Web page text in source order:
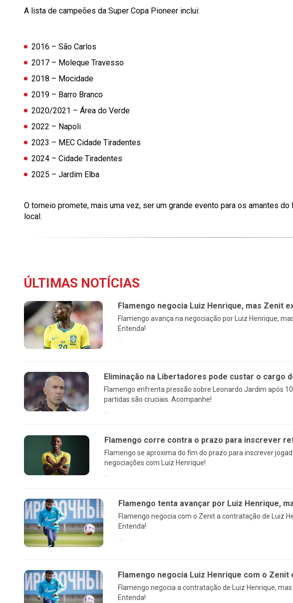
A lista de campeões da Super Copa Pioneer inclui:
2016 – São Carlos
2017 – Moleque Travesso
2018 – Mocidade
2019 – Barro Branco
2020/2021 – Área do Verde
2022 – Napoli
2023 – MEC Cidade Tiradentes
2024 – Cidade Tiradentes
2025 – Jardim Elba
O torneio promete, mais uma vez, ser um grande evento para os amantes
local.
ÚLTIMAS NOTÍCIAS
Flamengo negocia Luiz Henrique, mas Zenit
Flamengo avança na negociação por Luiz Henrique,
Entenda!
...
Eliminação na Libertadores pode custar o cargo
Flamengo enfrenta pressão sobre Leonardo Jardim após
partidas são cruciais. Acompanhe!
...
Flamengo corre contra o prazo para inscrever
Flamengo se aproxima do fim do prazo para inscrever
negociações com Luiz Henrique!
...
Flamengo tenta avançar por Luiz Henrique,
Flamengo negocia com o Zenit a contratação de Luiz
Entenda!
...
Flamengo negocia Luiz Henrique com o
Flamengo negocia a contratação de Luiz Henrique,
Entenda!